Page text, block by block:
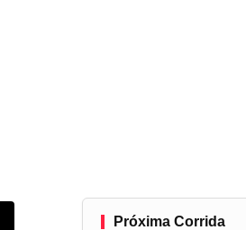
Próxima Corrida